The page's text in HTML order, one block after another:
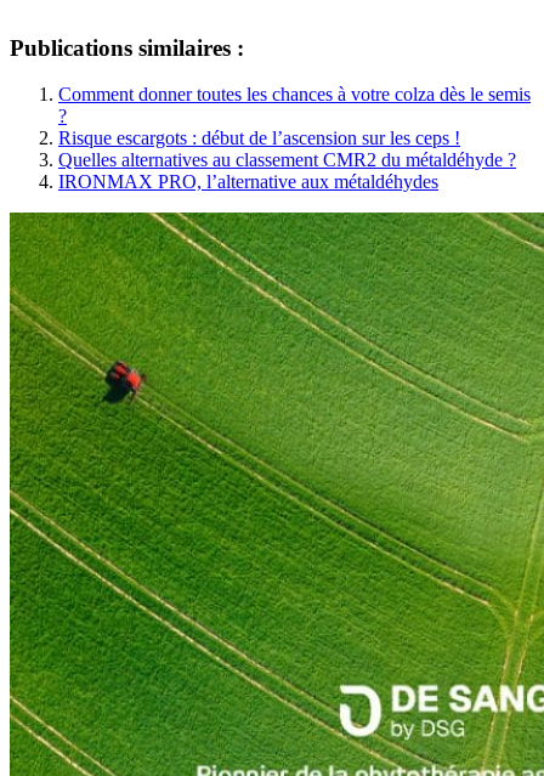
Publications similaires :
Comment donner toutes les chances à votre colza dès le semis
?
Risque escargots : début de l’ascension sur les ceps !
Quelles alternatives au classement CMR2 du métaldéhyde ?
IRONMAX PRO, l’alternative aux métaldéhydes